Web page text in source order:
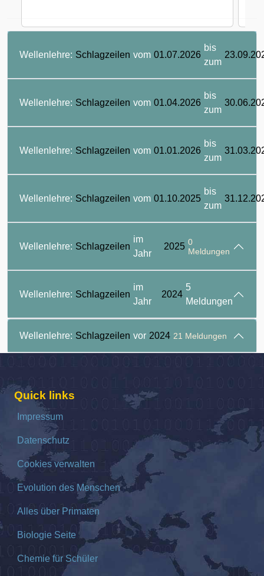
Wellenlehre: Schlagzeilen vom 01.07.2026
bis
zum
Wellenlehre: Schlagzeilen vom 01.04.2026
bis
zum
Wellenlehre: Schlagzeilen vom 01.01.2026
bis
zum
Wellenlehre: Schlagzeilen vom 01.10.2025
bis
zum
Wellenlehre: Schlagzeilen
im
Jahr
2025 0
Meldungen
Wellenlehre: Schlagzeilen
im
Jahr
2024
5
Meldungen
Wellenlehre: Schlagzeilen vor 2024 21 Meldungen
Quick links
Impressum
Datenschutz
Cookies verwalten
Evolution des Menschen
Alles über Primaten
Biologie Seite
Chemie für Schüler